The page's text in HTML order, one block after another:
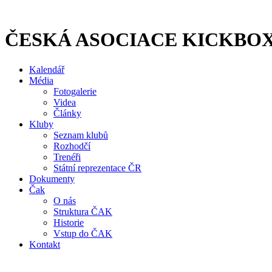
obsahu
ČESKÁ ASOCIACE
Kalendář
Média
Fotogalerie
Videa
Články
Kluby
Seznam klubů
Rozhodčí
Trenéři
Státní reprezentace ČR
Dokumenty
Čak
O nás
Struktura ČAK
Historie
Vstup do ČAK
Kontakt